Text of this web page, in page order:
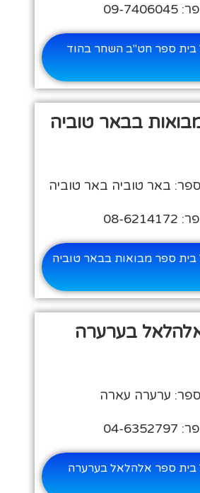
ספר חט"ב השחר בהוד
בבאר טוביה
באר טוביה באר טוביה
ספר מבואות בבאר טוביה
בערערה
ערערה עארה
ספר אלהלאל בערערה